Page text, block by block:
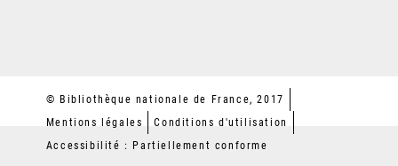
© Bibliothèque nationale de France, 2017
Mentions légales
Conditions d'utilisation
Accessibilité : Partiellement conforme